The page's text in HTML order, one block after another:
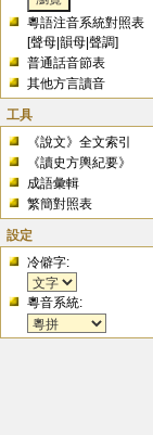
粵語注音系統對照表
[聲母 |韻母 |聲調]
普通話音節表
其他方言讀音
工具
《說文》全文索引
《讀史方輿紀要》
成語彙輯
繁簡對照表
設定
冷僻字:
粵音系統: